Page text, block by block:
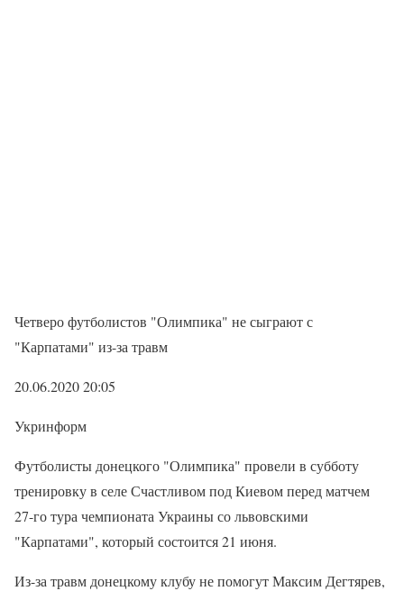
Четверо футболистов "Олимпика" не сыграют с
"Карпатами" из-за травм
20.06.2020 20:05
Укринформ
Футболисты донецкого "Олимпика" провели в субботу
тренировку в селе Счастливом под Киевом перед матчем
27-го тура чемпионата Украины со львовскими
"Карпатами", который состоится 21 июня.
Из-за травм донецкому клубу не помогут Максим Дегтярев,